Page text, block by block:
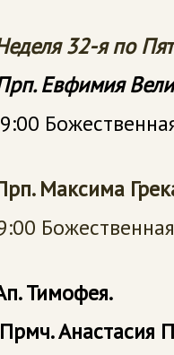
32-я по
Евфимия
Максима
Тимофея.
Прмч. Анастасия